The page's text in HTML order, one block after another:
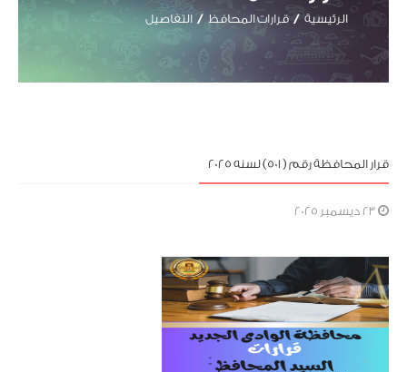
الرئيسية قرارات المحافظ التفاصيل
قرار المحافظة رقم ( 501) لسنه 2025